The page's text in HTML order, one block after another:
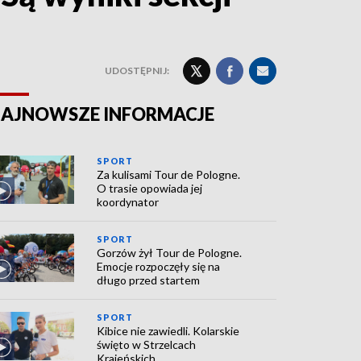
UDOSTĘPNIJ:
INFORMACJE
SPORT
Za kulisami Tour de Pologne.
O trasie opowiada jej
koordynator
SPORT
Gorzów żył Tour de Pologne.
Emocje rozpoczęły się na
długo przed startem
SPORT
Kibice nie zawiedli. Kolarskie
święto w Strzelcach
Krajeńskich